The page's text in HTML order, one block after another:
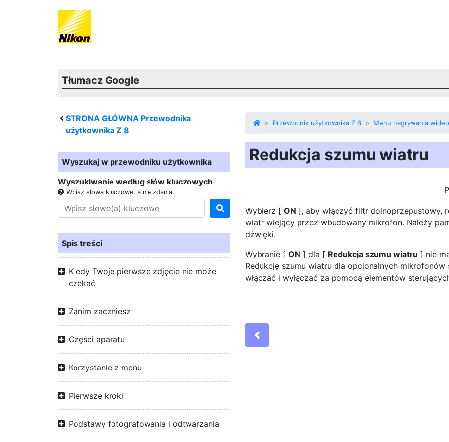
Tłumacz Google
STRONA GŁÓWNA Przewodnika
użytkownika Z 8
Wyszukaj w przewodniku użytkownika
Wyszukiwanie według słów kluczowych
Wpisz słowa kluczowe, a nie zdania.
Spis treści
Kiedy Twoje pierwsze zdjęcie nie może
czekać
Zanim zaczniesz
Części aparatu
Korzystanie z menu
Pierwsze kroki
Podstawy fotografowania i odtwarzania
Przewodnik użytkownika Z 8 Menu nagrywania wideo
Redukcja szumu wiatru
Wybierz [ ON ], aby włączyć filtr dolnoprzepustowy,
wiatr wiejący przez wbudowany mikrofon. Należy
dźwięki.
Wybranie [ ON ] dla [ Redukcja szumu wiatru ] nie
Redukcję szumu wiatru dla opcjonalnych mikrofonów
włączać i wyłączać za pomocą elementów